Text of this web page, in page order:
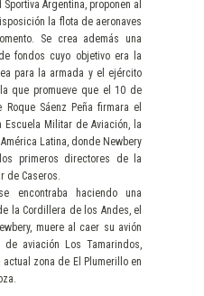
Argentina, proponen al
la flota de aeronaves
Se crea además una
fondos cuyo objetivo era la
para la armada y el ejército
que promueve que el 10 de
Sáenz Peña firmara el
Militar de Aviación, la
Latina, donde Newbery
primeros directores de la
de Caseros.
encontraba haciendo una
la Cordillera de los Andes, el
muere al caer su avión
aviación Los Tamarindos,
zona de El Plumerillo en